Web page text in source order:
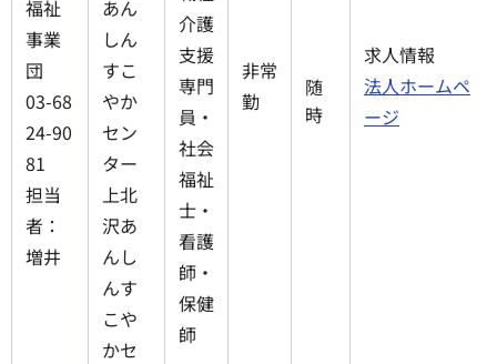
福祉
事業
団
03-68
24-90
81
担当
者：
増井
あん
しん
すこ
やか
セン
ター
上北
沢あ
んし
んす
こや
かセ
介護
支援
専門
員・
社会
福祉
士・
看護
師・
保健
師
非常
勤
随
時
求人情報
法人ホームペ
ージ